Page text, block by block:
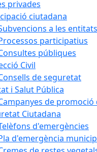
privades
ciutadana
a les entitats
participatius
públiques
Civil
de seguretat
i Salut Pública
de promoció
Ciutadana
d'emergències
d'emergència